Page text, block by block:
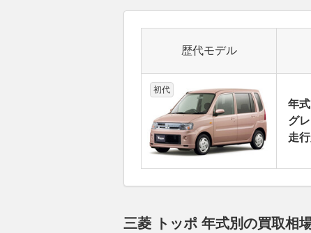
歴代モデル
初代
年
グ
走
三菱 トッポ 年式別の買取相